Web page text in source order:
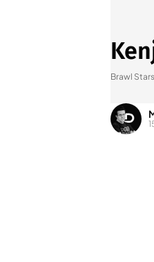
Brawl